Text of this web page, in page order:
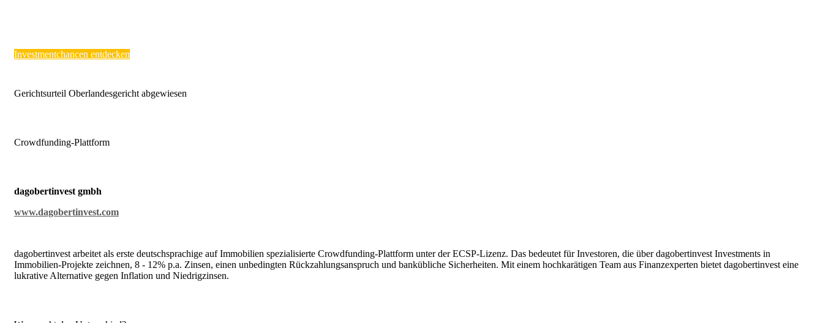
Investmentchancen entdecken
Gerichtsurteil Oberlandesgericht abgewiesen
Crowdfunding-Plattform
dagobertinvest gmbh
www.dagobertinvest.com
dagobertinvest arbeitet als erste deutschsprachige auf Immobilien spezialisierte Crowdfunding-Plattform unter der ECSP-Lizenz. Das bedeutet für Investoren, die über dagobertinvest Investments in
Immobilien-Projekte zeichnen, 8 - 12% p.a. Zinsen, einen unbedingten Rückzahlungsanspruch und bankübliche Sicherheiten. Mit einem hochkarätigen Team aus Finanzexperten bietet dagobertinvest eine
lukrative Alternative gegen Inflation und Niedrigzinsen.